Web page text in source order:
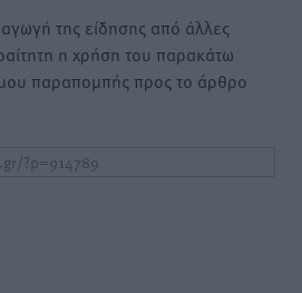
της είδησης από άλλες
η χρήση του παρακάτω
παραπομπής προς το άρθρο